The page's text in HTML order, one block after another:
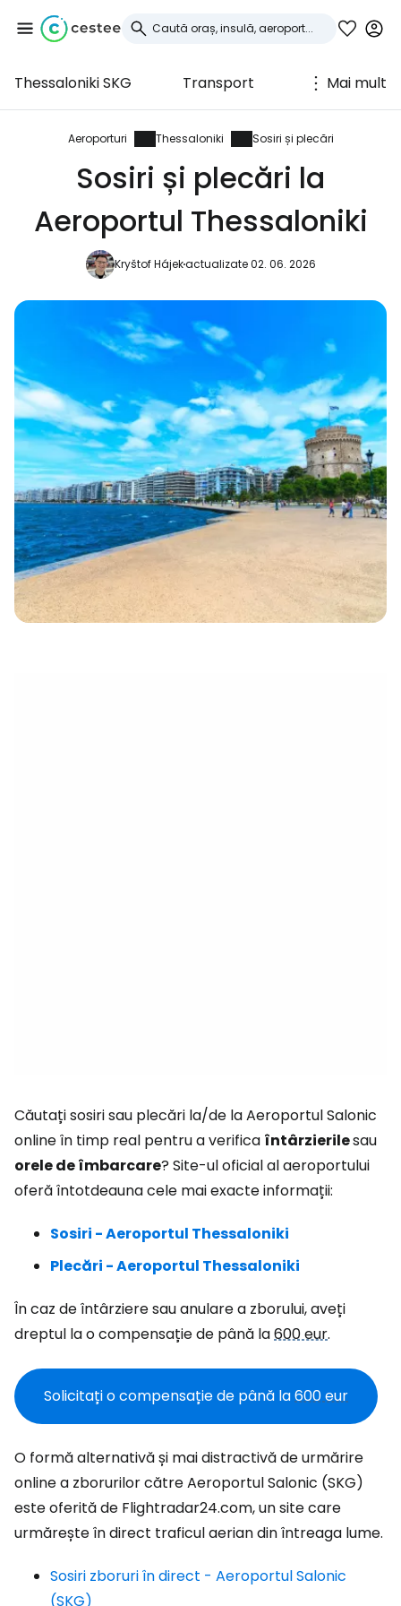
Thessaloniki SKG Transport Mai mult
Aeroporturi Thessaloniki Sosiri și plecări
Sosiri și plecări la
Aeroportul Thessaloniki
Kryštof Hájekactualizate 02. 06. 2026
Căutați sosiri sau plecări la/de la Aeroportul Salonic
online în timp real pentru a verifica întârzierilesau
orele de îmbarcare? Site-ul oficial al aeroportului
oferă întotdeauna cele mai exacte informații:
Sosiri - Aeroportul Thessaloniki
Plecări - Aeroportul Thessaloniki
În caz de întârziere sau anulare a zborului, aveți
dreptul la o compensație de până la600 eur.
Solicitați o compensație de până la600 eur
O formă alternativă și mai distractivă de urmărire
online a zborurilor către Aeroportul Salonic (SKG)
este oferită de Flightradar24.com, un site care
urmărește în direct traficul aerian din întreaga lume.
Sosiri zboruri în direct - Aeroportul Salonic
(SKG)
Conectați-vă la
Cestee
... comunitatea mondială a călătorilor
Continuați cu Facebook
Continuați cu e-mailul